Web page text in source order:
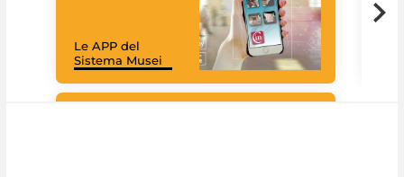
Le APP del
Sistema Musei